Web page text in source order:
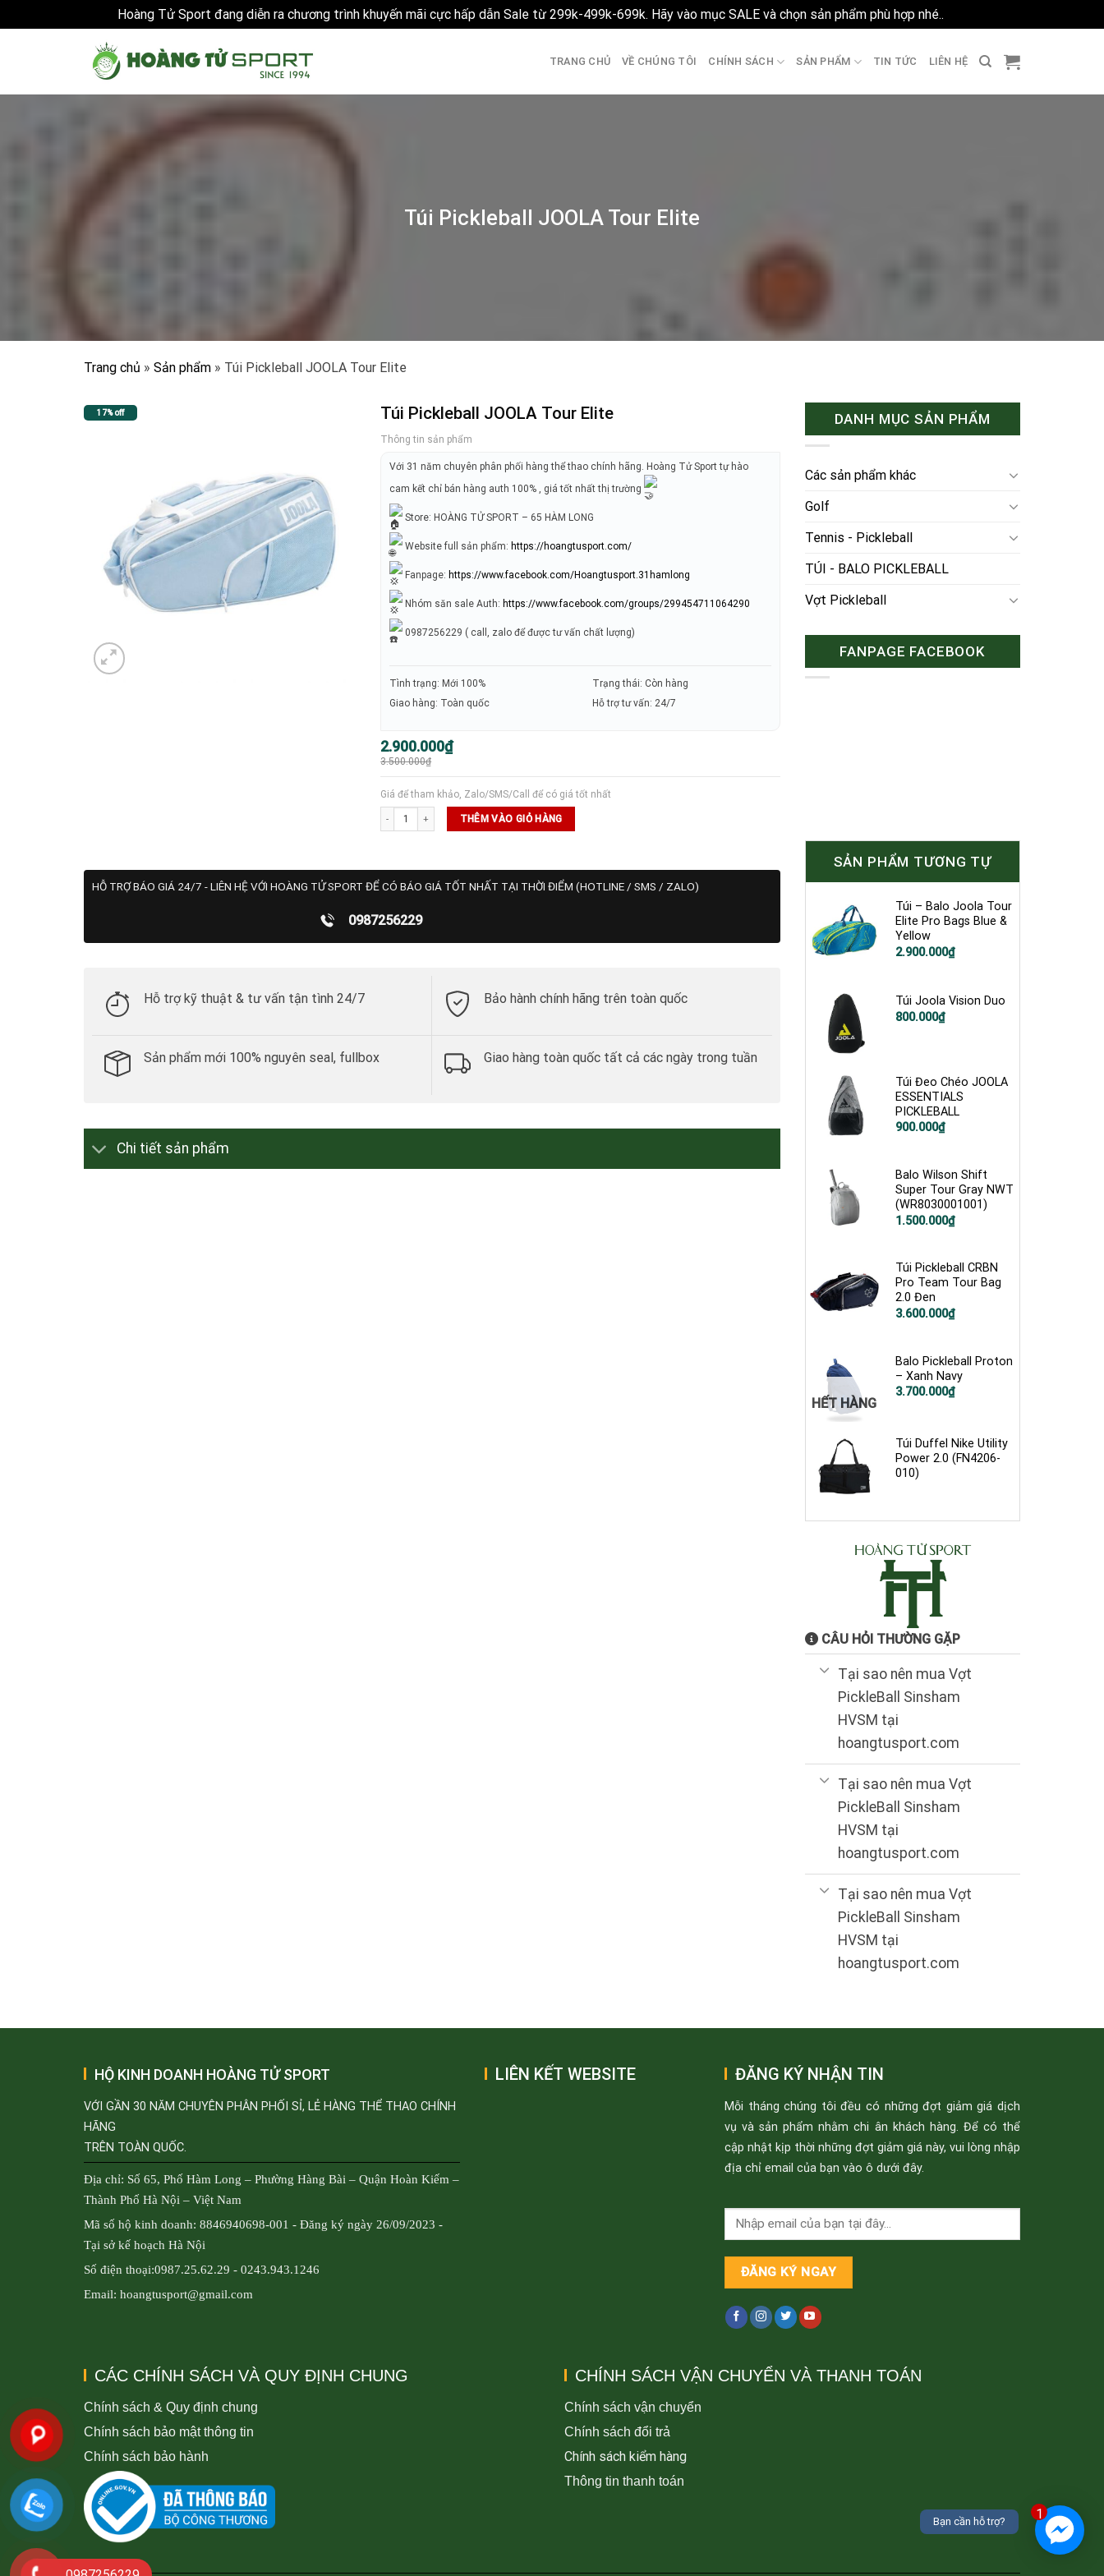
Hoàng Tử Sport đang diễn ra chương trình khuyến mãi cực hấp dẫn Sale từ 299k-499k-699k. Hãy vào mục SALE và chọn sản phẩm phù hợp nhé..
TRANG CHỦ VỀ CHÚNG TÔI CHÍNH SÁCH SẢN PHẨM TIN TỨC LIÊN HỆ
Túi Pickleball JOOLA Tour Elite
Trang chủ » Sản phẩm » Túi Pickleball JOOLA Tour Elite
17% off Túi Pickleball JOOLA Tour Elite
Thông tin sản phẩm
Với 31 năm chuyên phân phối hàng thể thao chính hãng. Hoàng Tử Sport tự hào
cam kết chỉ bán hàng auth 100% , giá tốt nhất thị trường
Store: HOÀNG TỬ SPORT – 65 HÀM LONG
Website full sản phẩm: https://hoangtusport.com/
Fanpage: https://www.facebook.com/Hoangtusport.31hamlong
Nhóm săn sale Auth: https://www.facebook.com/groups/299454711064290
0987256229 ( call, zalo để được tư vấn chất lượng)
Tình trạng: Mới 100%
Giao hàng: Toàn quốc
Trạng thái: Còn hàng
Hỗ trợ tư vấn: 24/7
3.500.000₫
Giá
gốc
là:
2.900.000₫
Giá
hiện
tại
Giá để tham khảo, Zalo/SMS/Call để có giá tốt nhất
Túi Pickleball JOOLA Tour Elite số lượng
THÊM VÀO GIỎ HÀNG
HỖ TRỢ BÁO GIÁ 24/7 - LIÊN HỆ VỚI HOÀNG TỬ SPORT ĐỂ CÓ BÁO GIÁ TỐT NHẤT TẠI THỜI ĐIỂM (HOTLINE / SMS / ZALO)
0987256229
Hỗ trợ kỹ thuật & tư vấn tận tình 24/7 Bảo hành chính hãng trên toàn quốc
Sản phẩm mới 100% nguyên seal, fullbox Giao hàng toàn quốc tất cả các ngày trong tuần
Chi tiết sản phẩm
DANH MỤC SẢN PHẨM
Các sản phẩm khác
Golf
Tennis - Pickleball
TÚI - BALO PICKLEBALL
Vợt Pickleball
FANPAGE FACEBOOK
SẢN PHẨM TƯƠNG TỰ
Túi – Balo Joola Tour
Elite Pro Bags Blue &
Yellow
2.900.000₫
Túi Joola Vision Duo
Giá
800.000₫
Giá
Túi Đeo Chéo JOOLA
ESSENTIALS
PICKLEBALL
900.000₫
Balo Wilson Shift
Super Tour Gray NWT
(WR8030001001)
Giá
1.500.000₫
Giá
1.500.000₫.
Túi Pickleball CRBN
Pro Team Tour Bag
2.0 Đen
3.600.000₫
HẾT HÀNG
Balo Pickleball Proton
– Xanh Navy
3.700.000₫
Túi Duffel Nike Utility
Power 2.0 (FN4206-
010)
CÂU HỎI THƯỜNG GẶP
Tại sao nên mua Vợt
PickleBall Sinsham
HVSM tại
hoangtusport.com
Tại sao nên mua Vợt
PickleBall Sinsham
HVSM tại
hoangtusport.com
Tại sao nên mua Vợt
PickleBall Sinsham
HVSM tại
hoangtusport.com
HỘ KINH DOANH HOÀNG TỬ SPORT
VỚI GẦN 30 NĂM CHUYÊN PHÂN PHỐI SỈ, LẺ HÀNG THỂ THAO CHÍNH
HÃNG
TRÊN TOÀN QUỐC.
Địa chỉ: Số 65, Phố Hàm Long – Phường Hàng Bài – Quận Hoàn Kiếm –
Thành Phố Hà Nội – Việt Nam
Mã số hộ kinh doanh: 8846940698-001 - Đăng ký ngày 26/09/2023 -
Tại sở kế hoạch Hà Nội
Số điện thoại:0987.25.62.29 - 0243.943.1246
Email: hoangtusport@gmail.com
LIÊN KẾT WEBSITE ĐĂNG KÝ NHẬN TIN
Mỗi tháng chúng tôi đều có những đợt giảm giá dịch
vụ và sản phẩm nhằm chi ân khách hàng. Để có thể
cập nhật kịp thời những đợt giảm giá này, vui lòng nhập
địa chỉ email của bạn vào ô dưới đây.
CÁC CHÍNH SÁCH VÀ QUY ĐỊNH CHUNG
Chính sách & Quy định chung
Chính sách bảo mật thông tin
Chính sách bảo hành
CHÍNH SÁCH VẬN CHUYỂN VÀ THANH TOÁN
Chính sách vận chuyển
Chính sách đổi trả
Chính sách kiểm hàng
Thông tin thanh toán
1
Bạn cần hỗ trợ?